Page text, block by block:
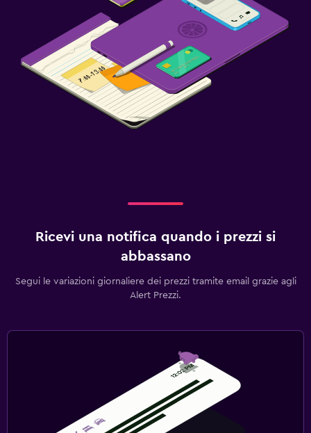
Ricevi una notifica quando i prezzi si
abbassano
Segui le variazioni giornaliere dei prezzi tramite email grazie agli
Alert Prezzi.